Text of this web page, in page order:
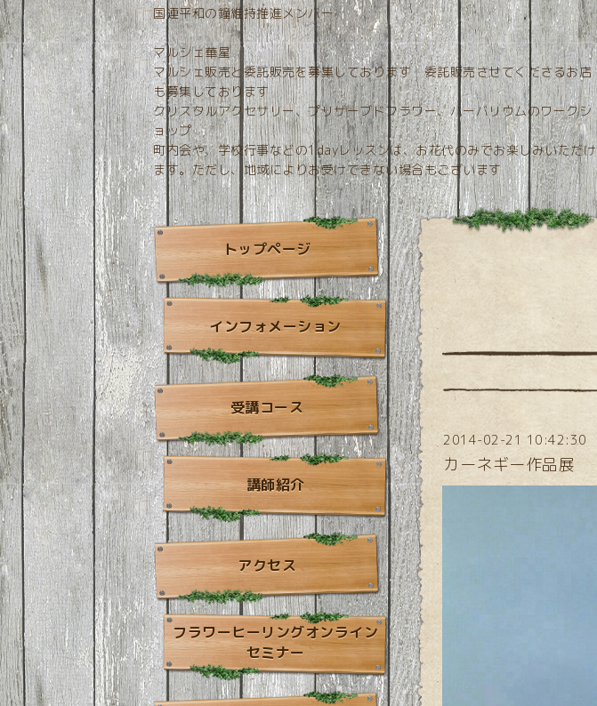
国連平和の鐘維持推進メンバー
マルシェ華星
マルシェ販売と委託販売を募集しております 委託販売させてくださるお店
も募集しております
クリスタルアクセサリー、プリザーブドフラワー、ハーバリウムのワークシ
ョップ
町内会や、学校行事などの1dayレッスンは、お花代のみでお楽しみいただけ
ます。ただし、地域によりお受けできない場合もございます
2014-02-21 10:42:30
カーネギー作品展
トップページ
インフォメーション
受講コース
講師紹介
アクセス
フラワーヒーリングオンライン
セミナー